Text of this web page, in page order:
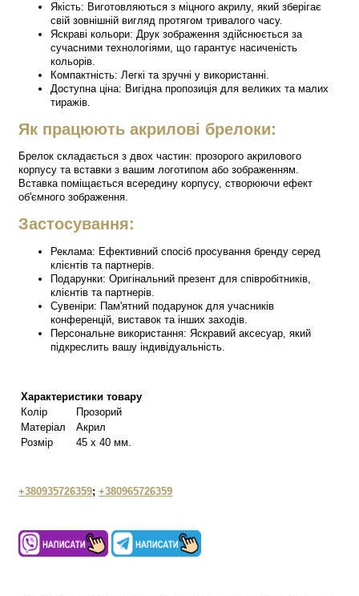
Якість: Виготовляються з міцного акрилу, який зберігає
свій зовнішній вигляд протягом тривалого часу.
Яскраві кольори: Друк зображення здійснюється за
сучасними технологіями, що гарантує насиченість
кольорів.
Компактність: Легкі та зручні у використанні.
Доступна ціна: Вигідна пропозиція для великих та малих
тиражів.
Як працюють акрилові брелоки:
Брелок складається з двох частин: прозорого акрилового
корпусу та вставки з вашим логотипом або зображенням.
Вставка поміщається всередину корпусу, створюючи ефект
об'ємного зображення.
Застосування:
Реклама: Ефективний спосіб просування бренду серед
клієнтів та партнерів.
Подарунки: Оригінальний презент для співробітників,
клієнтів та партнерів.
Сувеніри: Пам'ятний подарунок для учасників
конференцій, виставок та інших заходів.
Персональне використання: Яскравий аксесуар, який
підкреслить вашу індивідуальність.
Характеристики товару
Колір
Прозорий
Матеріал
Акрил
Розмір
45 х 40 мм.
+380935726359; +380965726359